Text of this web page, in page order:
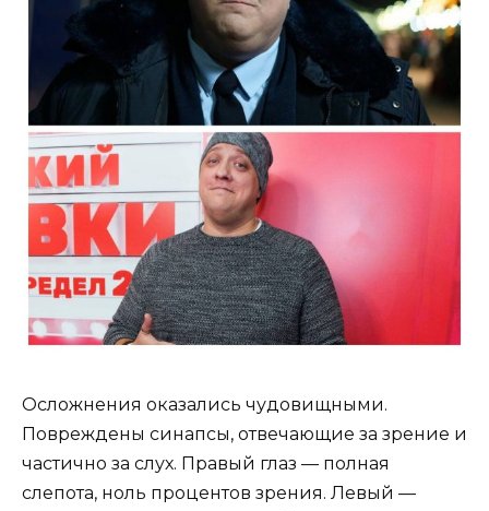
Осложнения оказались чудовищными.
Повреждены синапсы, отвечающие за зрение и
частично за слух. Правый глаз — полная
слепота, ноль процентов зрения. Левый —